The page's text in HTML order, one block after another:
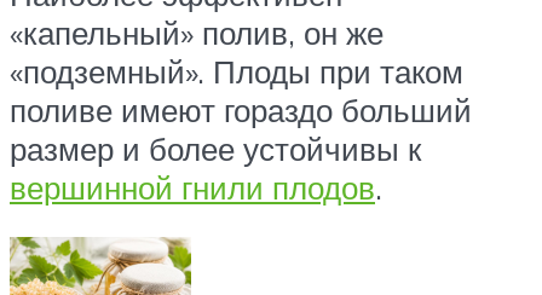
«капельный» полив, он же
«подземный». Плоды при таком
поливе имеют гораздо больший
размер и более устойчивы к
вершинной гнили плодов.